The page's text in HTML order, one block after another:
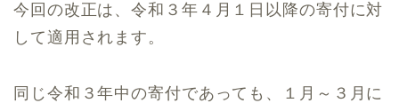
今回の改正は、令和３年４月１日以降の寄付に対
して適用されます。
同じ令和３年中の寄付であっても、１月～３月に